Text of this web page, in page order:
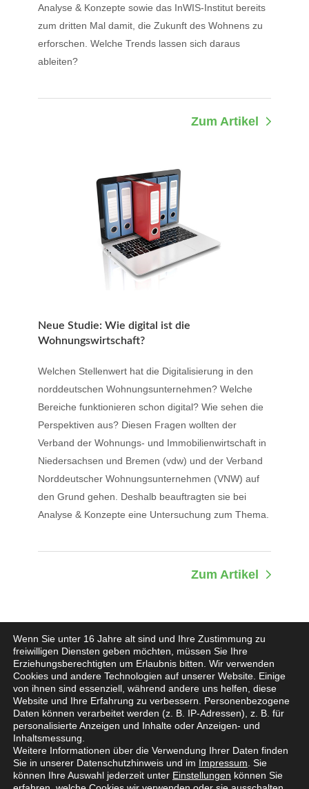
Analyse & Konzepte sowie das InWIS-Institut bereits
zum dritten Mal damit, die Zukunft des Wohnens zu
erforschen. Welche Trends lassen sich daraus
ableiten?
Zum Artikel
Neue Studie: Wie digital ist die
Wohnungswirtschaft?
Welchen Stellenwert hat die Digitalisierung in den
norddeutschen Wohnungsunternehmen? Welche
Bereiche funktionieren schon digital? Wie sehen die
Perspektiven aus? Diesen Fragen wollten der
Verband der Wohnungs- und Immobilienwirtschaft in
Niedersachsen und Bremen (vdw) und der Verband
Norddeutscher Wohnungsunternehmen (VNW) auf
den Grund gehen. Deshalb beauftragten sie bei
Analyse & Konzepte eine Untersuchung zum Thema.
Zum Artikel
Wenn Sie unter 16 Jahre alt sind und Ihre Zustimmung zu
freiwilligen Diensten geben möchten, müssen Sie Ihre
Erziehungsberechtigten um Erlaubnis bitten. Wir verwenden
Cookies und andere Technologien auf unserer Website. Einige
von ihnen sind essenziell, während andere uns helfen, diese
Website und Ihre Erfahrung zu verbessern.
Personenbezogene
Daten können verarbeitet werden (z. B. IP-Adressen), z. B. für
personalisierte Anzeigen und Inhalte oder Anzeigen- und
Inhaltsmessung.
Weitere Informationen über die Verwendung Ihrer Daten finden
Sie in unserer Datenschutzhinweis und im Impressum Sie
können Ihre Auswahl jederzeit unter Einstellungen können Sie
Impressum
Jobs